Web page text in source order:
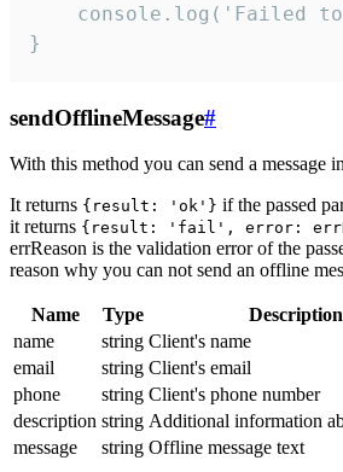
console.log('Failed
}
sendOfflineMessage#
With this method you can send a message
It returns {result: 'ok'} if the passed
it returns {result: 'fail', error:
errReason is the validation error of the
reason why you can not send an offline
Name Type
Description
name
string Client's name
email
string Client's email
phone
string Client's phone number
description string Additional information
message
string Offline message text